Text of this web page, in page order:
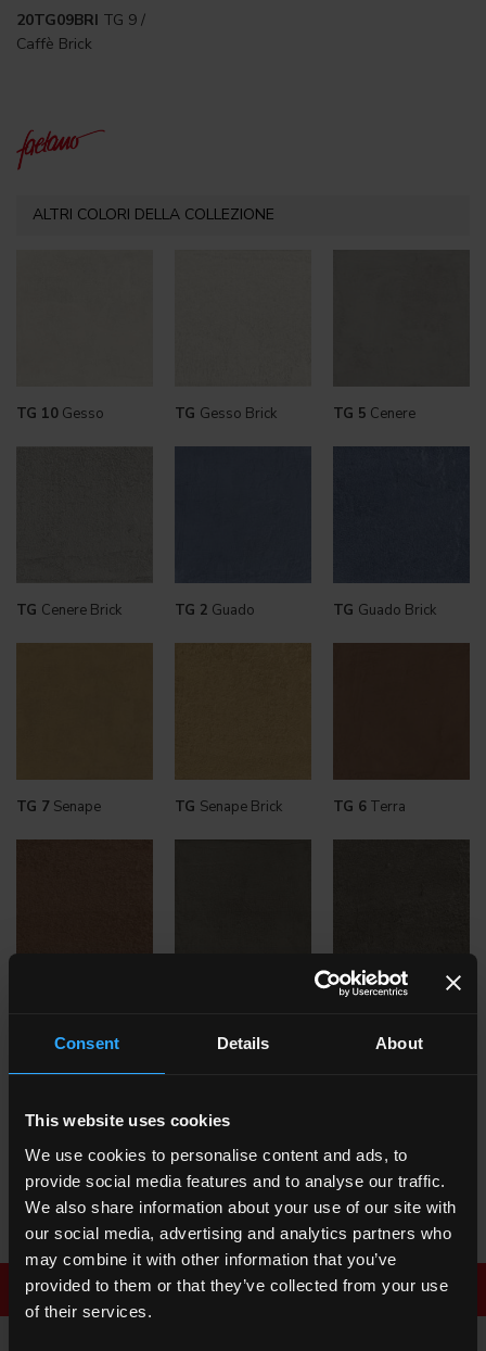
Consent Details About
This website uses cookies
We use cookies to personalise content and ads, to
provide social media features and to analyse our traffic.
We also share information about your use of our site with
our social media, advertising and analytics partners who
may combine it with other information that you’ve
provided to them or that they’ve collected from your use
of their services.
20TG09BRI TG 9 /
Caffè Brick
ALTRI COLORI DELLA COLLEZIONE
TG 10 Gesso TG Gesso Brick TG 5 Cenere
TG Cenere Brick TG 2 Guado TG Guado Brick
TG 7 Senape TG Senape Brick TG 6Terra
TG 9 Caffè
Scarica la brochure Richiedi informazioni